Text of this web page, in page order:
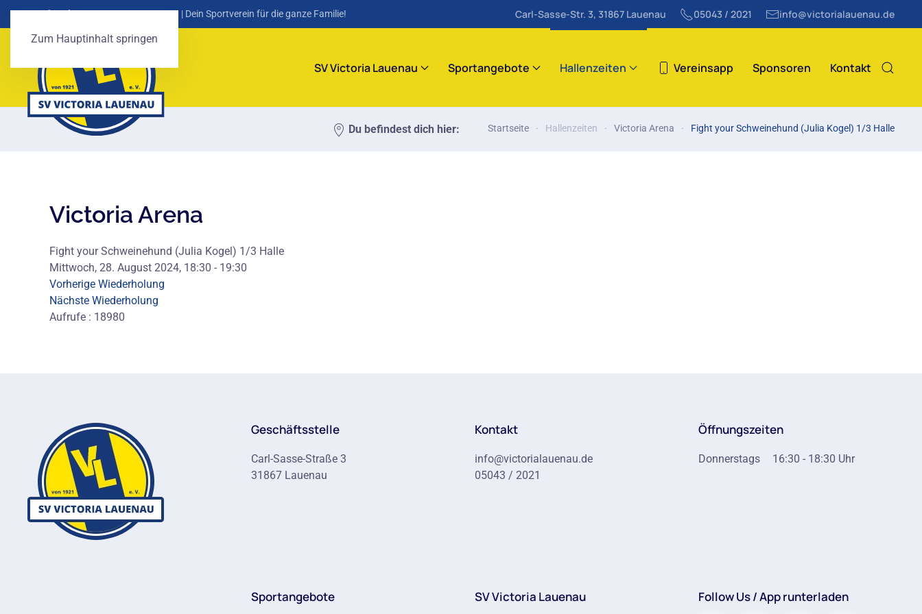
Zum Hauptinhalt springen
SV Victoria Lauenau von 1921 e. V. | Dein Sportverein für die ganze Familie! Carl-Sasse-Str. 3, 31867 Lauenau 05043 / 2021 info@victorialauenau.de
SV Victoria Lauenau Sportangebote Hallenzeiten Vereinsapp Sponsoren Kontakt
Du befindest dich hier: Startseite Hallenzeiten Victoria Arena Fight your Schweinehund (Julia Kogel) 1/3 Halle
Victoria Arena
Fight your Schweinehund (Julia Kogel) 1/3 Halle
Mittwoch, 28. August 2024, 18:30 - 19:30
Vorherige Wiederholung
Nächste Wiederholung
Aufrufe : 18980
Geschäftsstelle
Carl-Sasse-Straße 3
31867 Lauenau
Kontakt
info@victorialauenau.de
05043 / 2021
Öffnungszeiten
Donnerstags 16:30 - 18:30 Uhr
Sportangebote SV Victoria Lauenau Follow Us / App runterladen